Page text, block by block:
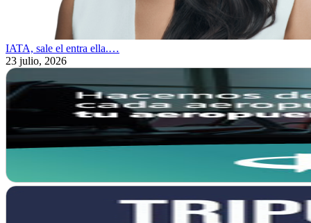
IATA, sale el entra ella.…
23 julio, 2026